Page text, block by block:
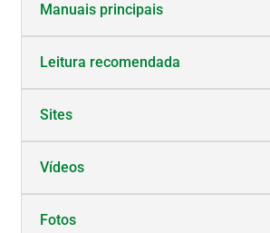
Manuais principais
Leitura recomendada
Sites
Vídeos
Fotos